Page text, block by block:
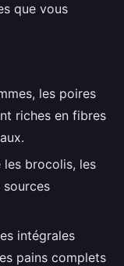
que vous
les poires
riches en fibres
les brocolis, les
intégrales
pains complets